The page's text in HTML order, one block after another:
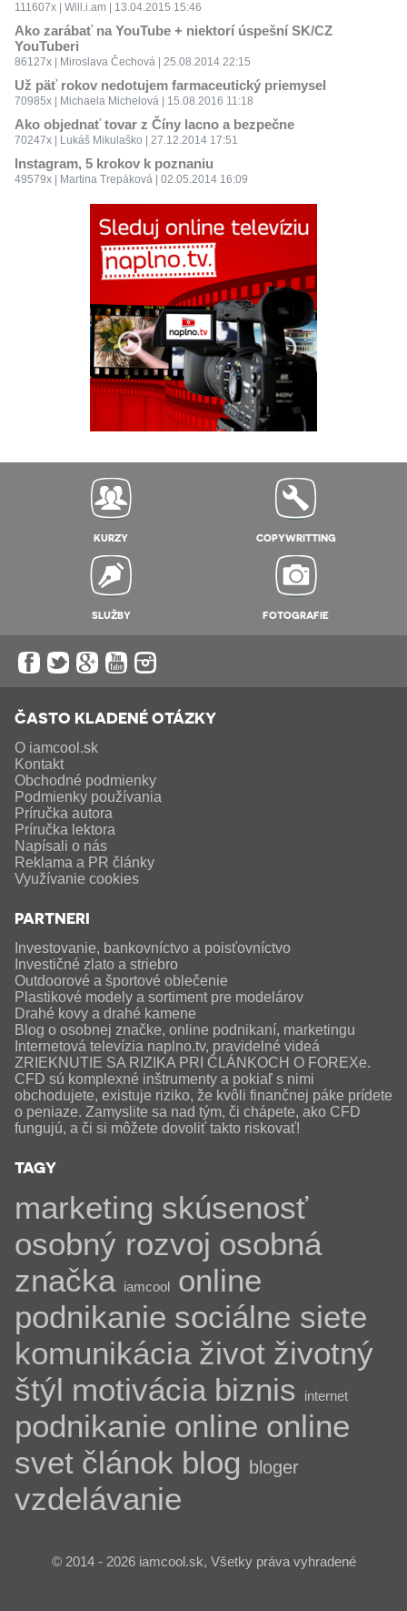
111607x | Will.i.am | 13.04.2015 15:46
Ako zarábať na YouTube + niektorí úspešní SK/CZ
YouTuberi
86127x | Miroslava Čechová | 25.08.2014 22:15
Už päť rokov nedotujem farmaceutický priemysel
70985x | Michaela Michelová | 15.08.2016 11:18
Ako objednať tovar z Číny lacno a bezpečne
70247x | Lukáš Mikulaško | 27.12.2014 17:51
Instagram, 5 krokov k poznaniu
49579x | Martina Trepáková | 02.05.2014 16:09
KURZY COPYWRITTING
SLUŽBY FOTOGRAFIE
ČASTO KLADENÉ OTÁZKY
O iamcool.sk
Kontakt
Obchodné podmienky
Podmienky používania
Príručka autora
Príručka lektora
Napísali o nás
Reklama a PR články
Využívanie cookies
PARTNERI
Investovanie, bankovníctvo a poisťovníctvo
Investičné zlato a striebro
Outdoorové a športové oblečenie
Plastikové modely a sortiment pre modelárov
Drahé kovy a drahé kamene
Blog o osobnej značke, online podnikaní, marketingu
Internetová televízia naplno.tv, pravidelné videá
ZRIEKNUTIE SA RIZIKA PRI ČLÁNKOCH O FOREXe.
CFD sú komplexné inštrumenty a pokiaľ s nimi
obchodujete, existuje riziko, že kvôli finančnej páke prídete
o peniaze. Zamyslite sa nad tým, či chápete, ako CFD
fungujú, a či si môžete dovoliť takto riskovať!
TAGY
marketing skúsenosť
osobný rozvoj osobná
značka
iamcool
online
podnikanie sociálne siete
komunikácia život životný
štýl motivácia biznis internet
podnikanie online online
svet článok blog bloger
vzdelávanie
© 2014 - 2026 iamcool.sk, Všetky práva vyhradené